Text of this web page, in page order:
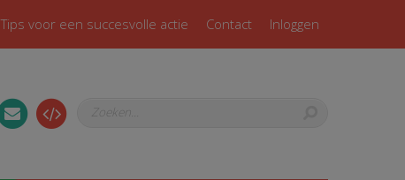
Inloggen
Tips voor een succesvolle actie Contact
Zoeken...